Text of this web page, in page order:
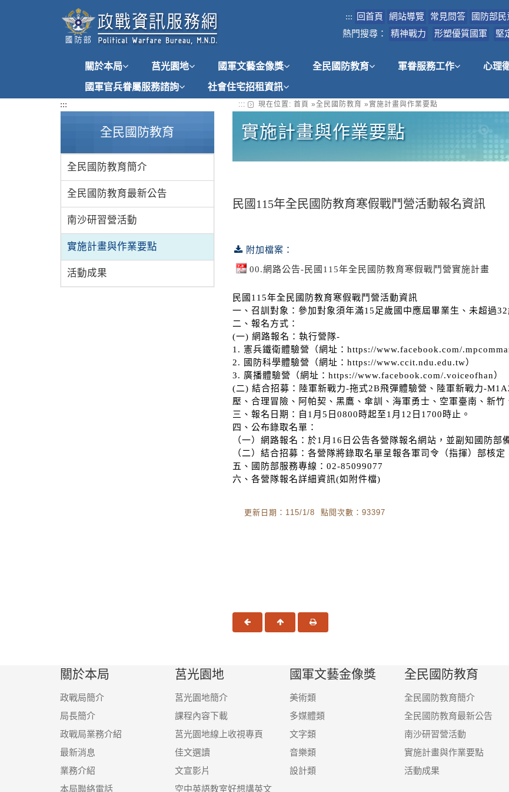
::: 回首頁 網站導覽 常見問答 國防部
熱門搜尋：
精神戰力 形塑優質國軍 堅
關於本局 莒光園地 國軍文藝金像獎 全民國防教育 軍眷服務工作 心理
國軍官兵眷屬服務諮詢 社會住宅招租資訊
:::
全民國防教育
全民國防教育簡介
全民國防教育最新公告
南沙研習營活動
實施計畫與作業要點
活動成果
::: 現在位置: 首頁 »全民國防教育 » 實施計畫與作業要點
實施計畫與作業要點
民國115年全民國防教育寒假戰鬥營活動報名資訊
附加檔案：
00.網路公告-民國115年全民國防教育寒假戰鬥營實施計畫
民國115年全民國防教育寒假戰鬥營活動資訊
一、召訓對象：參加對象須年滿15足歲國中應屆畢業生、未超過
二、報名方式：
(一) 網路報名：執行營隊-
1. 憲兵鐵衛體驗營（網址：https://www.facebook.com/
2. 國防科學體驗營（網址：https://www.ccit.ndu.edu.tw）
3. 廣播體驗營（網址：https://www.facebook.com/.voiceofhan）
(二) 結合招募：陸軍新戰力-拖式2B飛彈體驗營、陸軍新戰力-
壓、合理冒險、阿帕契、黑鷹、傘訓、海軍勇士、空軍臺南、新竹
三、報名日期：自1月5日0800時起至1月12日1700時止。
四、公布錄取名單：
（一）網路報名：於1月16日公告各營隊報名網站，並副知國防部
（二）結合招募：各營隊將錄取名單呈報各軍司令（指揮）部核
五、國防部服務專線：02-85099077
六、各營隊報名詳細資訊(如附件檔)
更新日期：115/1/8 點閱次數：93397
上一頁 回頂端 友善列印
關於本局
政戰局簡介
局長簡介
政戰局業務介紹
最新消息
業務介紹
本局聯絡電話
莒光園地
莒光園地簡介
課程內容下載
莒光園地線上收視專頁
佳文選讀
文宣影片
空中英語教室好想講英文
國軍文藝金像獎
美術類
多媒體類
文字類
音樂類
設計類
全民國防教育
全民國防教育簡介
全民國防教育最新公告
南沙研習營活動
實施計畫與作業要點
活動成果